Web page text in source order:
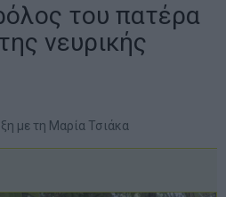
του πατέρα
νευρικής
με τη Μαρία Τσιάκα